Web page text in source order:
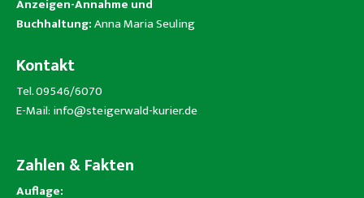
Anzeigen-Annahme und
Buchhaltung:Anna Maria Seuling
Kontakt
Tel. 09546/6070
E-Mail: info@steigerwald-kurier.de
Zahlen & Fakten
Auflage: